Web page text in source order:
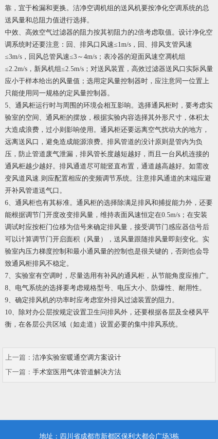
靠，宜于检漏和更换。洁净空调机组的送风机要按净化空调系统的总
送风量和总阻力值进行选择。
中效、高效空气过滤器的阻力按其初阻力的2倍考虑取值。设计净化空
调系统时还要注意：回、排风口风速≤1m/s，回、排风支管风速
≤3m/s，回风总管风速≤3～4m/s；表冷器的迎面风速空凋机组
≤2.2m/s，新风机组≤2.5m/s；对送风装置，高效过滤器送风口实际风量
应小于样本给出的风量值；选用定风量控制器时，应注意同一位置上
只能使用同一规格的定风量控制器。
5、通风柜运行时与周围的环境会相互影响。选择通风柜时，要考虑实
验室的空间、通风柜的摆放，根据实验内容选择其外形尺寸，体积太
大造成浪费，过小则影响使用。通风柜还要远离空气扰动大的地方，
远离送风口，避免造成能源浪费。排风管道的没计原则是管内为负
压，防止管道废气泄漏，排风管长度越短越好，而且一台风机连接的
通风柜越少越好。排风通道尽可能竖直布置，通道越高越好。如需改
变风道风速.则应配置相应的变频调节系统。注意排风通道的末端应避
开补风管道送气口。
6、通风柜也有其标准。通风柜的选择除满足排风和捕捉能力外，还要
能根据调节门开度改变排风量，维持表面风速恒定在0.5m/s；在安装
调试时应按柜门位移为信号来确定排风量，接受调节门感应器信号后
可以计算调节门开启面积（风量），送风量跟随排风量即刻变化。实
验室内压力梯度控制和最小通风量的控制也是很关键的，否则也会导
致通风柜排风不稳定。
7、实验室有空调时，尽量选用有补风的通风柜，从节能角度应推广。
8、电气系统的选择要考虑规格型号、电压大小、防爆性、耐用性。
9、确定排风机的功率时应考虑室外排风过滤装置的阻力。
10、除对办公层按规定设置卫生问排风外，还要根据各层及全楼风平
衡，在各层公共区域（如走道）设置必要的集中排风系统。
上一篇： 洁净实验室暖通空调方案设计
下一篇： 手术室医用气体管道解决方法
地址：四川省成都市新都区保利大都会广场3栋